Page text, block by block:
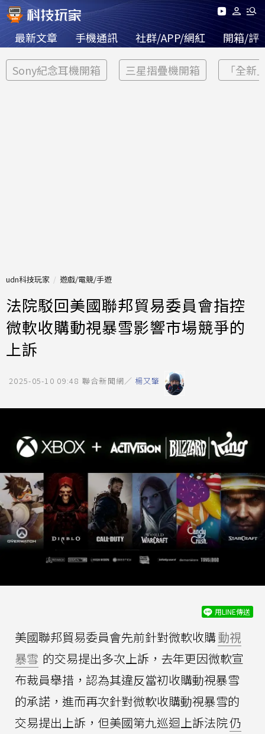
最新文章 手機通訊 社群/APP/網紅 開箱/評
Sony紀念耳機開箱 三星摺疊機開箱 「全新
udn科技玩家 遊戲/電競/手遊
法院駁回美國聯邦貿易委員會指控
微軟收購動視暴雪影響市場競爭的
上訴
2025-05-10 09:48 聯合新聞網／ 楊又肇
用LINE傳送
美國聯邦貿易委員會先前針對微軟收購動視
暴雪 的交易提出多次上訴，去年更因微軟宣
布裁員舉措，認為其違反當初收購動視暴雪
的承諾，進而再次針對微軟收購動視暴雪的
交易提出上訴，但美國第九巡迴上訴法院仍